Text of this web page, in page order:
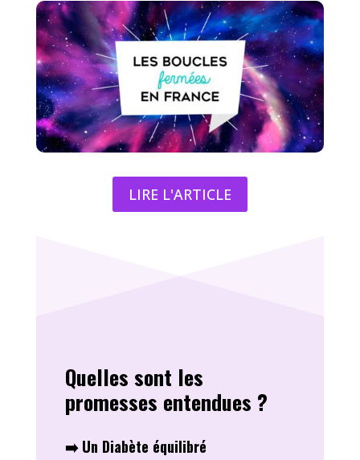
LIRE L'ARTICLE
Quelles sont les
promesses entendues ?
➡️ Un Diabète équilibré